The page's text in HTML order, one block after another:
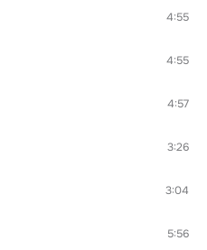
4:55
4:55
4:57
3:26
3:04
5:56